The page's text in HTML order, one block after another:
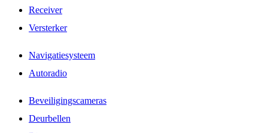
Receiver
Versterker
Navigatiesysteem
Autoradio
Beveiligingscameras
Deurbellen